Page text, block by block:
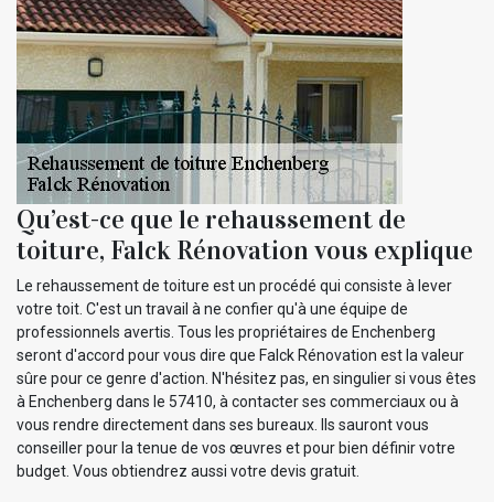
Qu’est-ce que le rehaussement de
toiture, Falck Rénovation vous explique
Le rehaussement de toiture est un procédé qui consiste à lever
votre toit. C'est un travail à ne confier qu'à une équipe de
professionnels avertis. Tous les propriétaires de Enchenberg
seront d'accord pour vous dire que Falck Rénovation est la valeur
sûre pour ce genre d'action. N'hésitez pas, en singulier si vous êtes
à Enchenberg dans le 57410, à contacter ses commerciaux ou à
vous rendre directement dans ses bureaux. Ils sauront vous
conseiller pour la tenue de vos œuvres et pour bien définir votre
budget. Vous obtiendrez aussi votre devis gratuit.